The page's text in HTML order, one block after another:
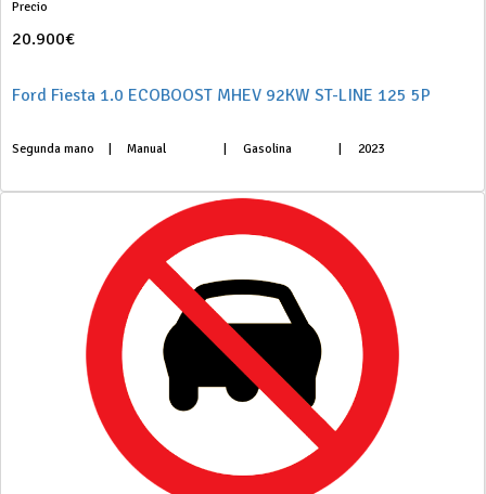
Precio
20.900€
Ford Fiesta 1.0 ECOBOOST MHEV 92KW ST-LINE 125 5P
Segunda mano Manual Gasolina 2023